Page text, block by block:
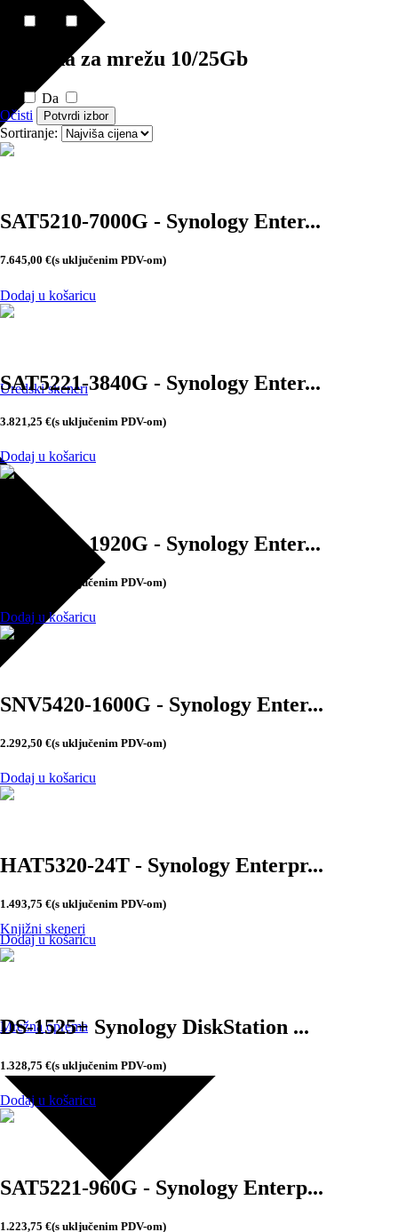
Uredski skeneri
Knjižni skeneri
Mrežna oprema
Podrška za mrežu 10/25Gb
Da
Očisti
Potvrdi izbor
Sortiranje:
SAT5210-7000G - Synology Enter...
7.645,00 €(s uključenim PDV-om)
Dodaj u košaricu
SAT5221-3840G - Synology Enter...
3.821,25 €(s uključenim PDV-om)
Dodaj u košaricu
SAT5221-1920G - Synology Enter...
(s uključenim PDV-om)
Dodaj u košaricu
SNV5420-1600G - Synology Enter...
2.292,50 €(s uključenim PDV-om)
Dodaj u košaricu
HAT5320-24T - Synology Enterpr...
1.493,75 €(s uključenim PDV-om)
Dodaj u košaricu
DS-1525+ Synology DiskStation ...
1.328,75 €(s uključenim PDV-om)
Dodaj u košaricu
SAT5221-960G - Synology Enterp...
1.223,75 €(s uključenim PDV-om)